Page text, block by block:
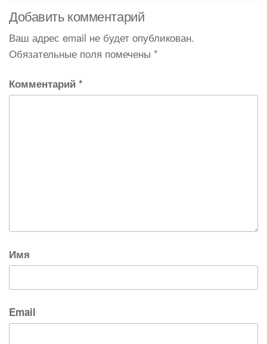
Добавить комментарий
Ваш адрес email не будет опубликован.
Обязательные поля помечены *
Комментарий *
Имя
Email